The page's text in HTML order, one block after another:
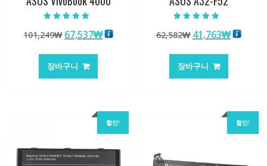
5.00
로 평가됨
101,249₩ 원
가
격:
67,537₩현
장바구니
5.00
로 평가됨
62,582₩ 원
가
격:
41,763₩현
장바구니
할인! 할인!